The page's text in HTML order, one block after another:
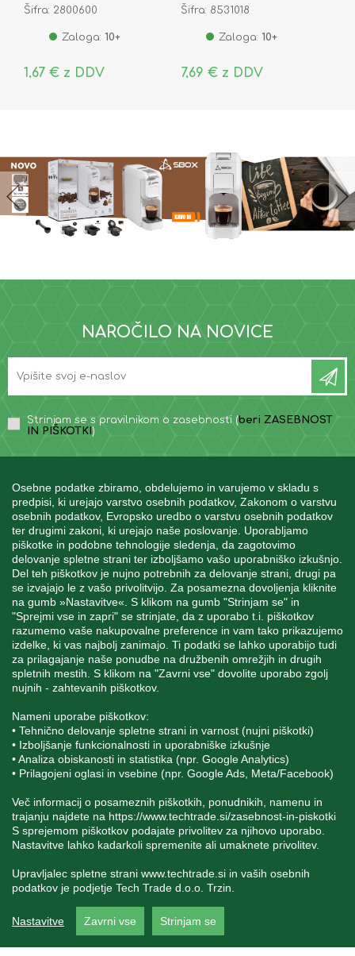
Osebne podatke zbiramo, obdelujemo in varujemo v skladu s
predpisi, ki urejajo varstvo osebnih podatkov, Zakonom o varstvu
osebnih podatkov, Evropsko uredbo o varstvu osebnih podatkov
ter drugimi zakoni, ki urejajo naše poslovanje. Uporabljamo
piškotke in podobne tehnologije sledenja, da zagotovimo
delovanje spletne strani ter izboljšamo vašo uporabniško izkušnjo.
Del teh piškotkov je nujno potrebnih za delovanje strani, drugi pa
se izvajajo le z vašo privolitvijo. Za posamezna dovoljenja kliknite
na gumb »Nastavitve«. S klikom na gumb "Strinjam se" in
"Sprejmi vse in zapri" se strinjate, da z uporabo t.i. piškotkov
razumemo vaše nakupovalne preference in vam tako prikazujemo
izdelke, ki vas najbolj zanimajo. Ti podatki se lahko uporabijo tudi
za prilagajanje naše ponudbe na družbenih omrežjih in drugih
spletnih mestih. S klikom na "Zavrni vse" dovolite uporabo zgolj
nujnih - zahtevanih piškotkov.
Nameni uporabe piškotkov:
• Tehnično delovanje spletne strani in varnost (nujni piškotki)
• Izboljšanje funkcionalnosti in uporabniške izkušnje
• Analiza obiskanosti in statistika (npr. Google Analytics)
• Prilagojeni oglasi in vsebine (npr. Google Ads, Meta/Facebook)
Več informacij o posameznih piškotkih, ponudnikih, namenu in
trajanju najdete na https://www.techtrade.si/zasebnost-in-piskotki
S sprejemom piškotkov podajate privolitev za njihovo uporabo.
Nastavitve lahko kadarkoli spremenite ali umaknete privolitev.
Upravljalec spletne strani www.techtrade.si in vaših osebnih
podatkov je podjetje Tech Trade d.o.o. Trzin.
Nastavitve Zavrni vse Strinjam se
Šifra: 2800600
Zaloga: 10+
1,67 € z DDV
Šifra: 8531018
Zaloga: 10+
7,69 € z DDV
NAROČILO NA NOVICE
Strinjam se s pravilnikom o zasebnosti (beri ZASEBNOST
IN PIŠKOTKI )
INFORMACIJE
MOJ RAČUN
STORITEV ZA STRANKE
SPREMLJAJTE NAS
Blatnica 8, 1236 Trzin
pravilne in verodostojne podatke. V kolikor na naši
spletni strani zasledite napačne oziroma neustrezne
podatke ali slike, vas prosimo, da nam to sporočite na